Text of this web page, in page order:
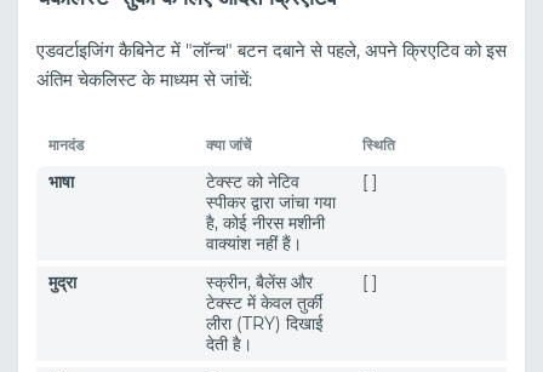
एडवर्टाइजिंग कैबिनेट में "लॉन्च" बटन दबाने से पहले, अपने क्रिएटिव को इस
अंतिम चेकलिस्ट के माध्यम से जांचें:
मानदंड क्या जांचें स्थिति
भाषा
टेक्स्ट को नेटिव
स्पीकर द्वारा जांचा गया
है, कोई नीरस मशीनी
वाक्यांश नहीं हैं।
[ ]
मुद्रा
स्क्रीन, बैलेंस और
टेक्स्ट में केवल तुर्की
लीरा (TRY) दिखाई
देती है।
[ ]